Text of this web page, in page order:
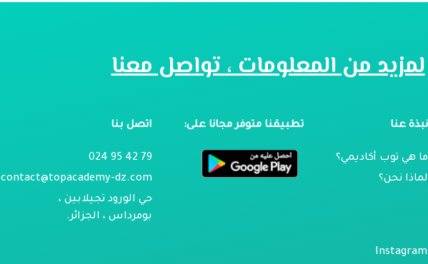
لمزيد من المعلومات ، تواصل معنا
نبذة عنا
ما هي توب أكاديمي؟
لماذا نحن؟
تطبيقنا متوفر مجانا على: اتصل بنا
79 42 95 024
contact@topacademy-dz.com
حي الورود تجيلابين ،
بومرداس ، الجزائر.
Instagram